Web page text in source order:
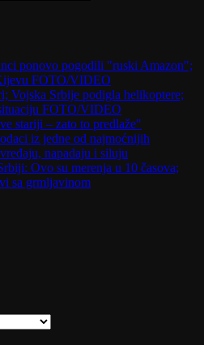
ponovo pogodili "ruski Amazon";
FOTO/VIDEO
Vojska Srbije podigla helikoptere;
FOTO/VIDEO
stariji – zato to predlaže"
iz jedne od najmoćnijih
napadaju i siluju
Ovo su merenja u 10 časova;
sa grmljavinom